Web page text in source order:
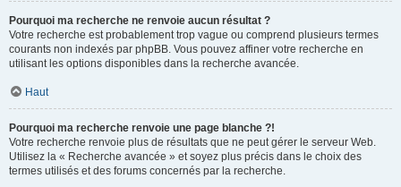
Pourquoi ma recherche ne renvoie aucun résultat ?
Votre recherche est probablement trop vague ou comprend plusieurs termes
courants non indexés par phpBB. Vous pouvez affiner votre recherche en
utilisant les options disponibles dans la recherche avancée.
Haut
Pourquoi ma recherche renvoie une page blanche ?!
Votre recherche renvoie plus de résultats que ne peut gérer le serveur Web.
Utilisez la « Recherche avancée » et soyez plus précis dans le choix des
termes utilisés et des forums concernés par la recherche.